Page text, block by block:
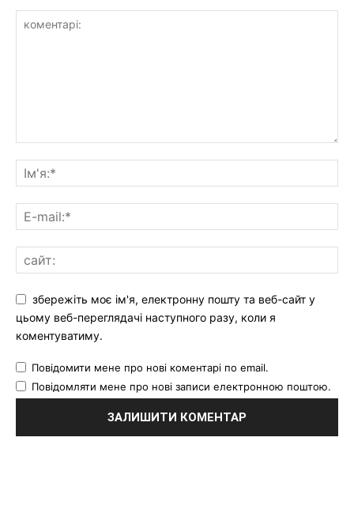
збережіть моє ім'я, електронну пошту та веб-сайт у
цьому веб-переглядачі наступного разу, коли я
коментуватиму.
Повідомити мене про нові коментарі по email.
Повідомляти мене про нові записи електронною поштою.